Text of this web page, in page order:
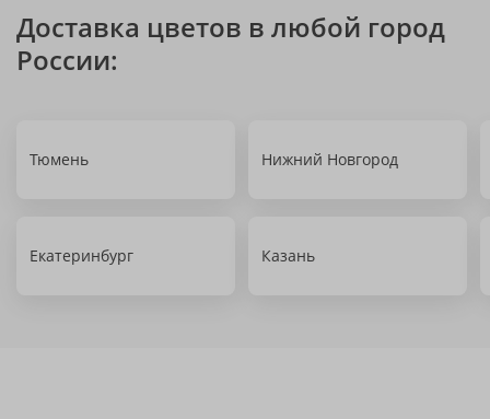
Доставка цветов в любой город
России:
Тюмень Нижний Новгород
Екатеринбург Казань